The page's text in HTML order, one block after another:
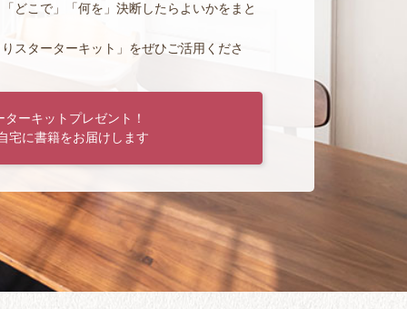
どこで」「何を」決断したらよいかをまと
スターターキット」をぜひご活用くださ
ーキットプレゼント！
宅に書籍をお届けします